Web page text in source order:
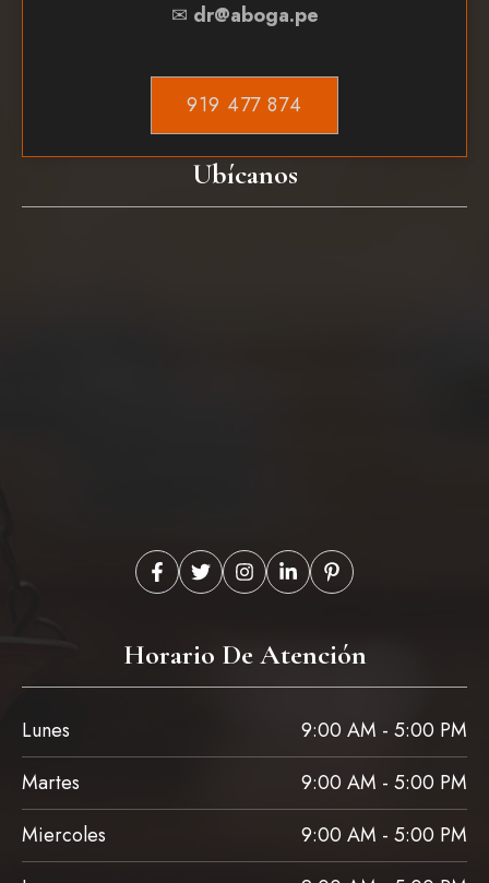
Ubícanos
✉ dr@aboga.pe
919 477 874
Horario De Atención
Lunes
9:00 AM - 5:00 PM
Martes
9:00 AM - 5:00 PM
Miercoles
9:00 AM - 5:00 PM